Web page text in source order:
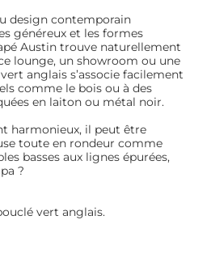
design contemporain
généreux et les formes
Austin trouve naturellement
lounge, un showroom ou une
anglais s’associe facilement
comme le bois ou à des
en laiton ou métal noir.
harmonieux, il peut être
toute en rondeur comme
basses aux lignes épurées,
?
vert anglais.